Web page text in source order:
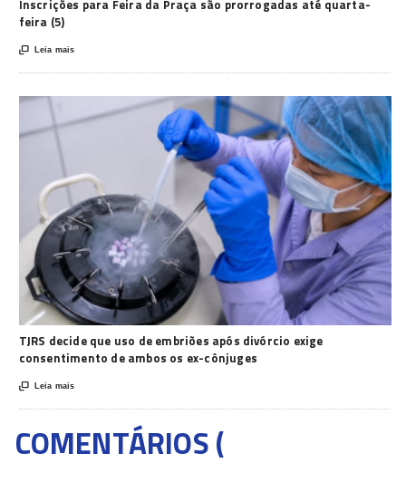
Inscrições para Feira da Praça são prorrogadas até quarta-
feira (5)
 Leia mais
TJRS decide que uso de embriões após divórcio exige
consentimento de ambos os ex-cônjuges
 Leia mais
COMENTÁRIOS (